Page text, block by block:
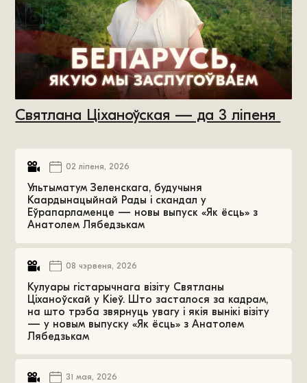
Святлана Ціханоўская — да 3 ліпеня
02 ліпеня, 2026
Ультыматум Зеленскага, будучыня
Каардынацыйнай Рады і скандал у
Еўрапарламенце — новы выпуск «Як ёсць» з
Анатолем Лябедзькам
08 чэрвеня, 2026
Кулуары гістарычнага візіту Святланы
Ціханоўскай у Кіеў. Што засталося за кадрам,
на што трэба звярнуць увагу і якія вынікі візіту
— у новым выпуску «Як ёсць» з Анатолем
Лябедзькам
31 мая, 2026